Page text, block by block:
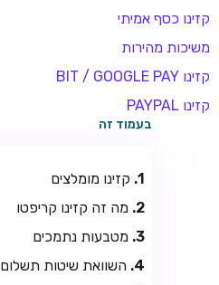
קזינו כסף אמיתי
משיכות מהירות
קזינו BIT / GOOGLE PAY
קזינו PAYPAL
בעמוד זה
קזינו מומלצים
מה זה קזינו קריפטו
מטבעות נתמכים
השוואת שיטות תשלום